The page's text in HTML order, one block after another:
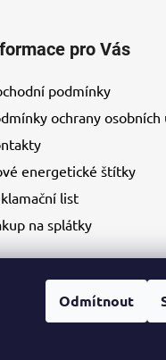
Odmítnout
pro Vás
podmínky
ochrany osobních
energetické štítky
list
na splátky